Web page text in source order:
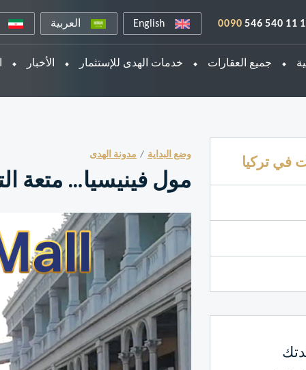
0090 546 540 11
English العربية
جميع العقارات خدمات الهدى للإستثمار الأخبار
في تركيا
وضع البداية مدونة الهدى
مول فينيسيا… متعة